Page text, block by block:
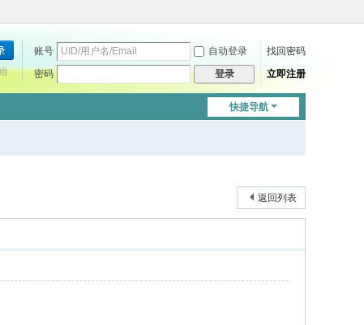
账号 自动登录
找回密码
密码
登录 立即注册
快捷导航
返回列表